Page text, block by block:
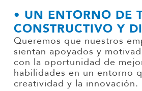
• UN ENTORNO DE
CONSTRUCTIVO Y
Queremos que nuestros
sientan apoyados y
con la oportunidad de
habilidades en un entorno
creatividad y la innovación.